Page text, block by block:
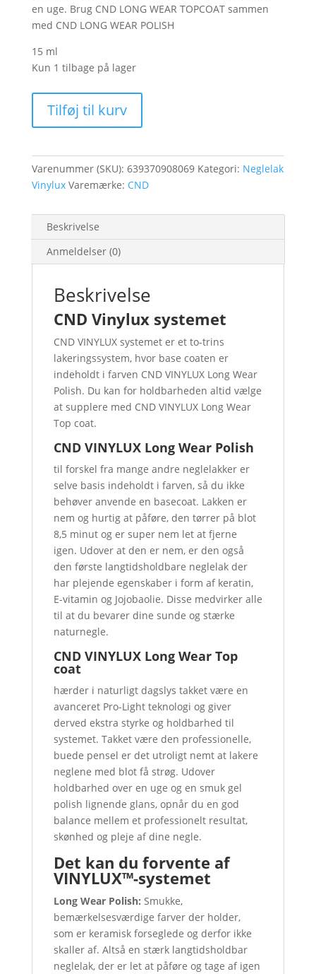
en uge. Brug CND LONG WEAR TOPCOAT sammen
med CND LONG WEAR POLISH
15 ml
Kun 1 tilbage på lager
Haze
Vinylux
antal
Tilføj til kurv
Varenummer (SKU): 639370908069 Kategori: Neglelak
Vinylux Varemærke: CND
Beskrivelse
Anmeldelser (0)
Beskrivelse
CND Vinylux systemet
CND VINYLUX systemet er et to-trins
lakeringssystem, hvor base coaten er
indeholdt i farven CND VINYLUX Long Wear
Polish. Du kan for holdbarheden altid vælge
at supplere med CND VINYLUX Long Wear
Top coat.
CND VINYLUX Long Wear Polish
til forskel fra mange andre neglelakker er
selve basis indeholdt i farven, så du ikke
behøver anvende en basecoat. Lakken er
nem og hurtig at påføre, den tørrer på blot
8,5 minut og er super nem let at fjerne
igen. Udover at den er nem, er den også
den første langtidsholdbare neglelak der
har plejende egenskaber i form af keratin,
E-vitamin og Jojobaolie. Disse medvirker alle
til at du bevarer dine sunde og stærke
naturnegle.
CND VINYLUX Long Wear Top
coat
hærder i naturligt dagslys takket være en
avanceret Pro-Light teknologi og giver
derved ekstra styrke og holdbarhed til
systemet. Takket være den professionelle,
buede pensel er det utroligt nemt at lakere
neglene med blot få strøg. Udover
holdbarhed over en uge og en smuk gel
polish lignende glans, opnår du en god
balance mellem et professionelt resultat,
skønhed og pleje af dine negle.
Det kan du forvente af
VINYLUX™-systemet
Long Wear Polish: Smukke,
bemærkelsesværdige farver der holder,
som er keramisk forseglede og derfor ikke
skaller af. Altså en stærk langtidsholdbar
neglelak, der er let at påføre og tage af igen